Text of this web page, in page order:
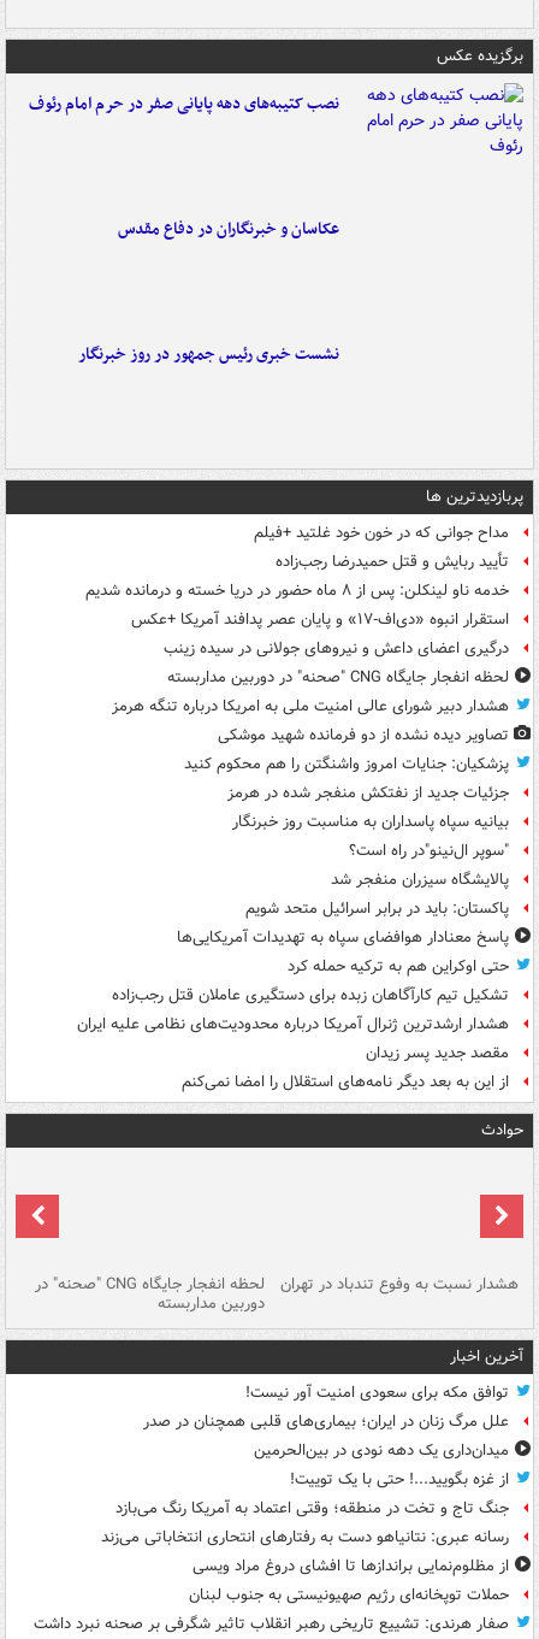
برگزیده عکس
نصب کتیبه‌های دهه پایانی صفر در حرم امام رئوف
عکاسان و خبرنگاران در دفاع مقدس
نشست خبری رئیس جمهور در روز خبرنگار
پربازدیدترین ها
مداح جوانی که در خون خود غلتید +فیلم
تأیید ربایش و قتل حمیدرضا رجب‌زاده
خدمه ناو لینکلن: پس از ۸ ماه حضور در دریا خسته و درمانده‌ شدیم
استقرار انبوه «دی‌اف‑۱۷» و پایان عصر پدافند آمریکا +عکس
درگیری اعضای داعش و نیروهای جولانی در سیده زینب
لحظه انفجار جایگاه CNG "صحنه" در دوربین مداربسته
هشدار دبیر شورای عالی امنیت ملی به امریکا درباره تنگه هرمز
تصاویر دیده‌ نشده از دو فرمانده شهید موشکی
پزشکیان: جنایات امروز واشنگتن را هم محکوم کنید
جزئیات جدید از نفتکش منفجر شده در هرمز
بیانیه سپاه پاسداران به مناسبت روز خبرنگار
"سوپر ال‌نینو"در راه است؟
پالایشگاه سیزران منفجر شد
پاکستان: باید در برابر اسرائیل متحد شویم
پاسخ معنادار هوافضای سپاه به تهدیدات آمریکایی‌ها
حتی اوکراین هم به ترکیه حمله کرد
تشکیل تیم کارآگاهان زبده برای دستگیری عاملان قتل رجب‌زاده
هشدار ارشدترین ژنرال آمریکا درباره محدودیت‌های نظامی علیه ایران
مقصد جدید پسر زیدان
از این به بعد دیگر نامه‌های استقلال را امضا نمی‌کنم
حوادث
هشدار نسبت به وفوع تندباد در تهران لحظه انفجار جایگاه CNG "صحنه" در
دوربین مداربسته
آخرین اخبار
توافق مکه برای سعودی امنیت آور نیست!
علل مرگ زنان در ایران؛ بیماری‌های قلبی همچنان در صدر
میدان‌داری یک دهه نودی در بین‌الحرمین
از غزه بگویید...! حتی با یک توییت!
جنگ تاج و تخت در منطقه؛ وقتی اعتماد به آمریکا رنگ می‌بازد
رسانه عبری: نتانیاهو دست به رفتارهای انتحاری انتخاباتی می‌زند
از مظلوم‌نمایی براندازها تا افشای دروغ مراد ویسی
حملات توپخانه‌ای رژیم صهیونیستی به جنوب لبنان
صفار هرندی: تشییع تاریخی رهبر انقلاب تاثیر شگرفی بر صحنه نبرد داشت